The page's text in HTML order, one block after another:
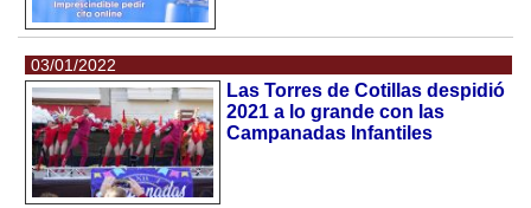
03/01/2022
Las Torres de Cotillas despidió
2021 a lo grande con las
Campanadas Infantiles